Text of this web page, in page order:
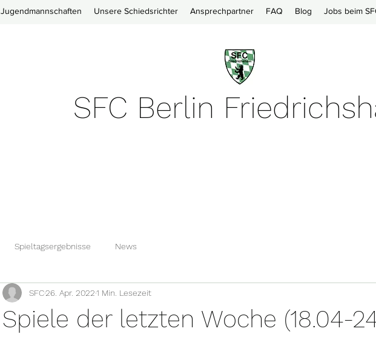
Jugendmannschaften Unsere Schiedsrichter Ansprechpartner FAQ Blog Jobs beim
SFC Berlin
Spieltagsergebnisse News
Spiele der letzten Woche (18.04-
SFC26. Apr. 20221 Min. Lesezeit